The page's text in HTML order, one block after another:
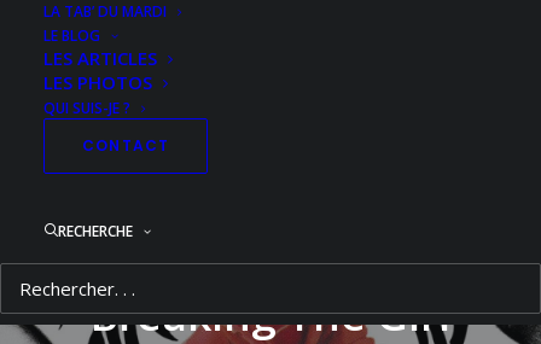
LA TAB’ DU MARDI
LE BLOG
LES ARTICLES
LES PHOTOS
QUI SUIS-JE ?
CONTACT
RECHERCHE
Breaking The Girl